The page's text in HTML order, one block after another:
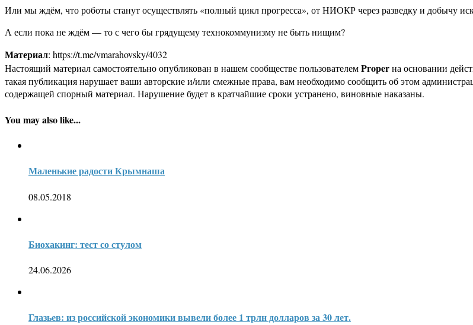
Или мы ждём, что роботы станут осуществлять «полный цикл прогресса», от НИОКР через разведку и добычу
А если пока не ждём — то с чего бы грядущему технокоммунизму не быть нищим?
Материал: https://t.me/vmarahovsky/4032
Настоящий материал самостоятельно опубликован в нашем сообществе пользователемProperна основании
такая публикация нарушает ваши авторские и/или смежные права, вам необходимо сообщить об этом
содержащей спорный материал. Нарушение будет в кратчайшие сроки устранено, виновные наказаны.
You may also like...
Маленькие радости Крымнаша
08.05.2018
Биохакинг: тест со стулом
24.06.2026
​Глазьев: из российской экономики вывели более 1 трлн долларов за 30 лет.